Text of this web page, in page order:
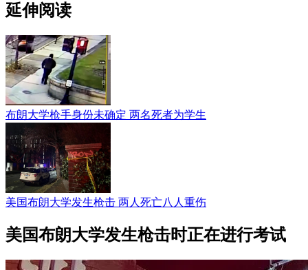
延伸阅读
布朗大学枪手身份未确定 两名死者为学生
美国布朗大学发生枪击 两人死亡八人重伤
美国布朗大学发生枪击时正在进行考试